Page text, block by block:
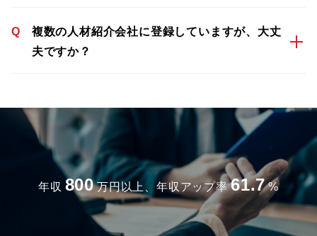
Q
複数の人材紹介会社に登録していますが、大丈
夫ですか？
年収 800 万円以上、年収アップ率 61.7 %